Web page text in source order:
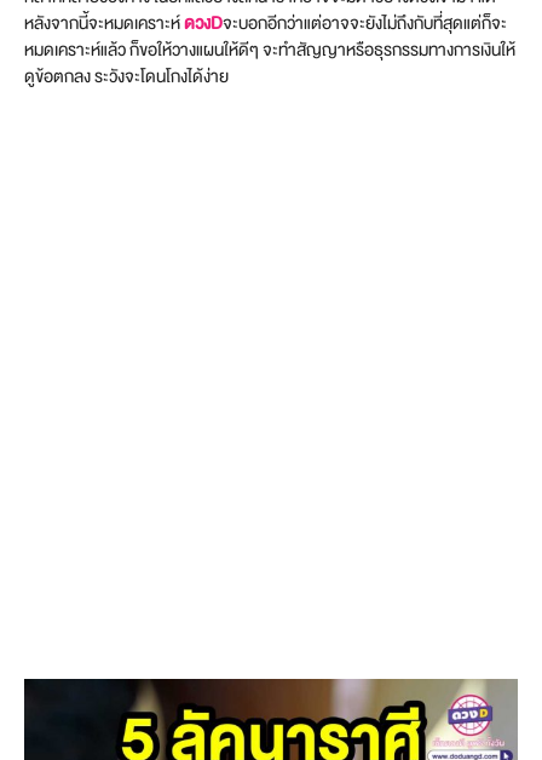
หลังจากนี้จะหมดเคราะห์ดวงDจะบอกอีกว่าแต่อาจจะยังไม่ถึงกับที่สุดแต่ก็จะ
หมดเคราะห์แล้ว ก็ขอให้วางแผนให้ดีๆ จะทำสัญญาหรือธุรกรรมทางการเงินให้
ดูข้อตกลง ระวังจะโดนโกงได้ง่าย